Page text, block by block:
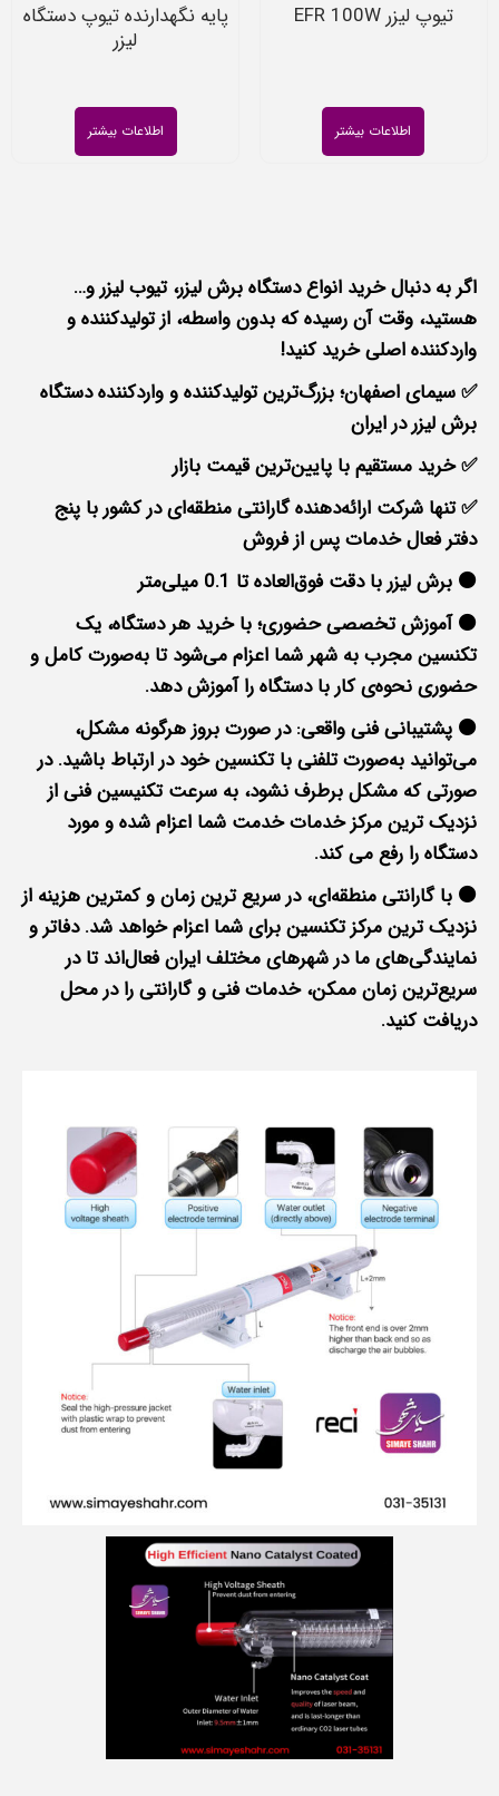
تیوپ لیزر EFR 100W
اطلاعات بیشتر
پایه نگهدارنده تیوپ دستگاه
لیزر
اطلاعات بیشتر
اگر به دنبال خرید انواع دستگاه برش لیزر، تیوب لیزر و…
هستید، وقت آن رسیده که بدون واسطه، از تولیدکننده و
واردکننده اصلی خرید کنید!
✅ سیمای اصفهان؛ بزرگ‌ترین تولیدکننده و واردکننده دستگاه
برش لیزر در ایران
✅ خرید مستقیم با پایین‌ترین قیمت بازار
✅ تنها شرکت ارائه‌دهنده گارانتی منطقه‌ای در کشور با پنج
دفتر فعال خدمات پس از فروش
🟠 برش لیزر با دقت فوق‌العاده تا 0.1 میلی‌متر
🟠 آموزش تخصصی حضوری؛ با خرید هر دستگاه، یک
تکنسین مجرب به شهر شما اعزام می‌شود تا به‌صورت کامل و
حضوری نحوه‌ی کار با دستگاه را آموزش دهد.
🟠 پشتیبانی فنی واقعی: در صورت بروز هرگونه مشکل،
می‌توانید به‌صورت تلفنی با تکنسین خود در ارتباط باشید. در
صورتی که مشکل برطرف نشود، به سرعت تکنیسین فنی از
نزدیک ترین مرکز خدمات خدمت شما اعزام شده و مورد
دستگاه را رفع می کند.
🟠 با گارانتی منطقه‌ای، در سریع ترین زمان و کمترین هزینه از
نزدیک ترین مرکز تکنسین برای شما اعزام خواهد شد. دفاتر و
نمایندگی‌های ما در شهرهای مختلف ایران فعال‌اند تا در
سریع‌ترین زمان ممکن، خدمات فنی و گارانتی را در محل
دریافت کنید.